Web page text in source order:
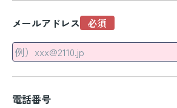
メールアドレス
電話番号